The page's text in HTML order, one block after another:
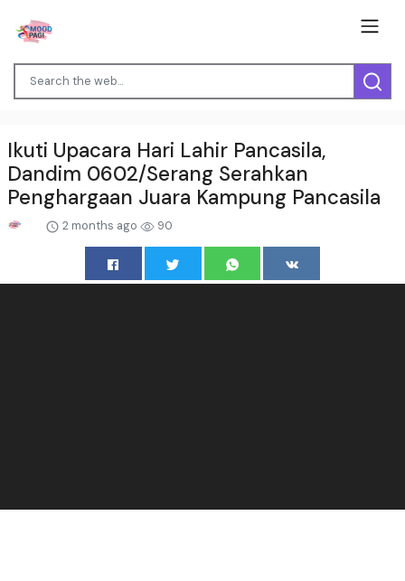
Ikuti Upacara Hari Lahir Pancasila,
Dandim 0602/Serang Serahkan
Penghargaan Juara Kampung Pancasila ‎
2 months ago 90